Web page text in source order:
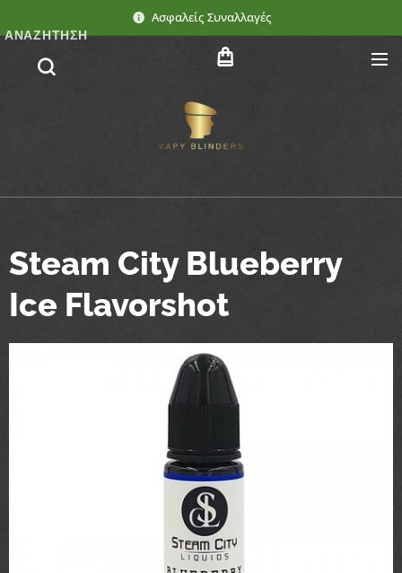
Ασφαλείς Συναλλαγές
ΑΝΑΖΉΤΗΣΗ
Steam City Blueberry
Ice Flavorshot